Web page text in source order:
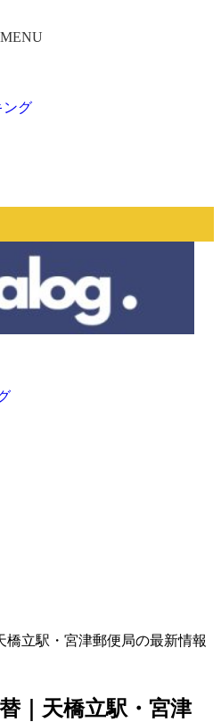
MENU
ング
橋立駅・宮津郵便局の最新情報
｜天橋立駅・宮津